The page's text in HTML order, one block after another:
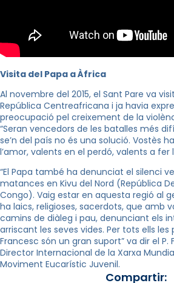
Visita del Papa a Àfrica
Al novembre del 2015, el Sant Pare va
República Centreafricana i ja havia
preocupació pel creixement de la
“Seran vencedors de les batalles més
se’n del país no és una solució. Vostès
l’amor, valents en el perdó, valents a fer
“El Papa també ha denunciat el silenci
matances en Kivu del Nord (República
Congo). Vaig estar en aquesta regió al
ha laics, religioses, sacerdots, que amb
camins de diàleg i pau, denunciant els
arriscant les seves vides. Per tots ells les
Francesc són un gran suport” va dir el P.
Director Internacional de la Xarxa
Moviment Eucarístic Juvenil.
Compartir: